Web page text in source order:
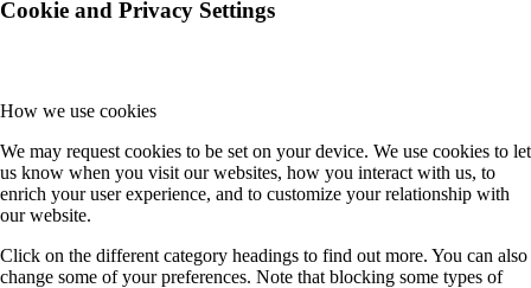
Cookie and Privacy Settings
How we use cookies
We may request cookies to be set on your device. We use cookies to let
us know when you visit our websites, how you interact with us, to
enrich your user experience, and to customize your relationship with
our website.
Click on the different category headings to find out more. You can also
change some of your preferences. Note that blocking some types of